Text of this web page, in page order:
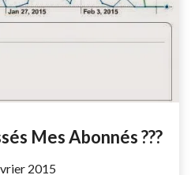
Mes Abonnés ???
2015